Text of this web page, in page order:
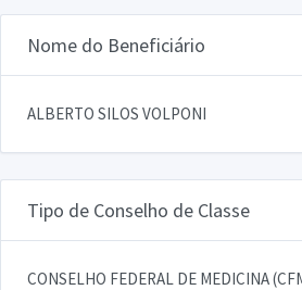
Nome do Beneficiário
ALBERTO SILOS VOLPONI
Tipo de Conselho de Classe
CONSELHO FEDERAL DE MEDICINA